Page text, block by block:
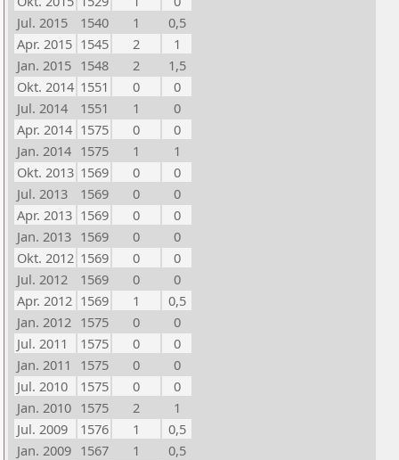
Jul. 2015
1540 1
0,5
Apr. 2015 1545 2
1
Jan. 2015 1548 2
1,5
Okt. 2014 1551 0
0
Jul. 2014
1551 1
0
Apr. 2014 1575 0
0
Jan. 2014 1575 1
1
Okt. 2013 1569 0
0
Jul. 2013
1569 0
0
Apr. 2013 1569 0
0
Jan. 2013 1569 0
0
Okt. 2012 1569 0
0
Jul. 2012
1569 0
0
Apr. 2012 1569 1
0,5
Jan. 2012 1575 0
0
Jul. 2011
1575 0
0
Jan. 2011
1575 0
0
Jul. 2010
1575 0
0
Jan. 2010 1575 2
1
Jul. 2009
1576 1
0,5
Jan. 2009 1567 1
0,5